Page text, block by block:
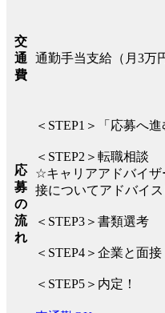
交
通
費
通勤手当支給（月3万
応
募
の
流
れ
＜STEP1＞「応募へ
＜STEP2＞転職相談
☆キャリアアドバイザ
接についてアドバイス
＜STEP3＞書類選考
＜STEP4＞企業と面接
＜STEP5＞内定！